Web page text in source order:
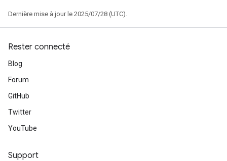
Dernière mise à jour le 2025/07/28 (UTC).
Rester connecté
Blog
Forum
GitHub
Twitter
YouTube
Support